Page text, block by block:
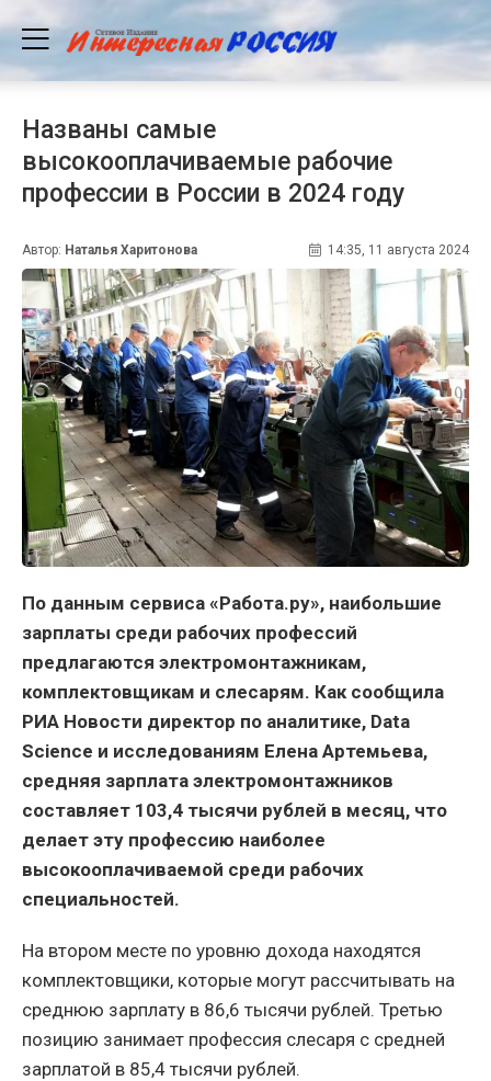
Названы самые
высокооплачиваемые рабочие
профессии в России в 2024 году
Автор: Наталья Харитонова 14:35, 11 августа 2024
По данным сервиса «Работа.ру», наибольшие
зарплаты среди рабочих профессий
предлагаются электромонтажникам,
комплектовщикам и слесарям. Как сообщила
РИА Новости директор по аналитике, Data
Science и исследованиям Елена Артемьева,
средняя зарплата электромонтажников
составляет 103,4 тысячи рублей в месяц, что
делает эту профессию наиболее
высокооплачиваемой среди рабочих
специальностей.
На втором месте по уровню дохода находятся
комплектовщики, которые могут рассчитывать на
среднюю зарплату в 86,6 тысячи рублей. Третью
позицию занимает профессия слесаря с средней
зарплатой в 85,4 тысячи рублей.